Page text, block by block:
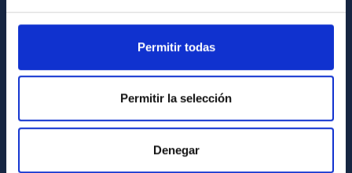
Permitir todas
Permitir la selección
Denegar
Registro general
INFORMACIÓN INSTITUCIONAL
Transparencia
Código ético y política antifraude